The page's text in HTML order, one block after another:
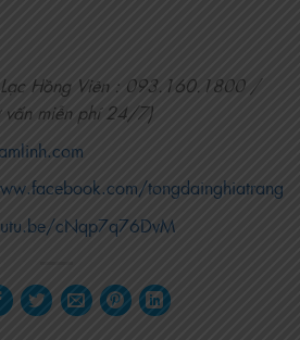
Hồng Viên : 093.160.1800 /
miễn phí 24/7)
tongdainghiatrang
cNqp7q76DvM